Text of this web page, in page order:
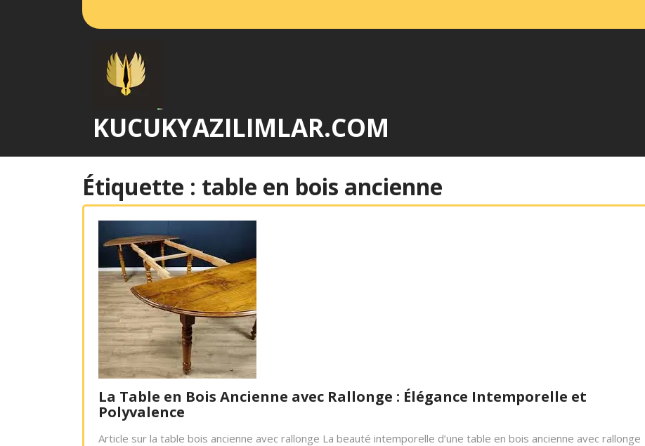
KUCUKYAZILIMLAR.COM
Étiquette : table en bois ancienne
La Table en Bois Ancienne avec Rallonge : Élégance Intemporelle et
Polyvalence
Article sur la table bois ancienne avec rallonge La beauté intemporelle d’une table en bois ancienne avec rallonge